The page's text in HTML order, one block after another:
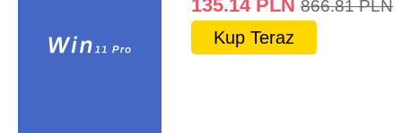
135.14 PLN 866.81 PLN
Kup Teraz